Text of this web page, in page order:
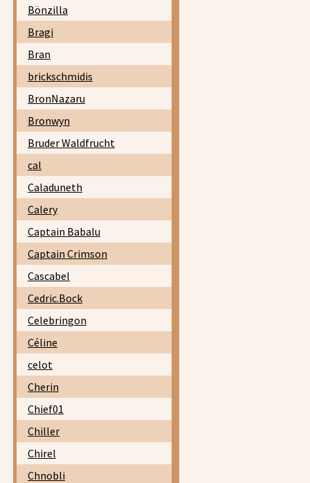
Bönzilla
Bragi
Bran
brickschmidis
BronNazaru
Bronwyn
Bruder Waldfrucht
cal
Caladuneth
Calery
Captain Babalu
Captain Crimson
Cascabel
Cedric.Bock
Celebringon
Céline
celot
Cherin
Chief01
Chiller
Chirel
Chnobli